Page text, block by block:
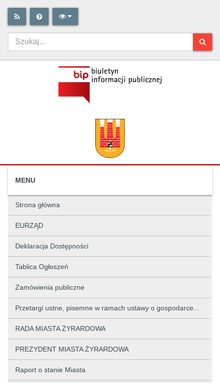
MENU
Strona główna
EURZĄD
Deklaracja Dostępności
Tablica Ogłoszeń
Zamówienia publiczne
Przetargi ustne, pisemne w ramach ustawy o gospodarce...
RADA MIASTA ŻYRARDOWA
PREZYDENT MIASTA ŻYRARDOWA
Raport o stanie Miasta